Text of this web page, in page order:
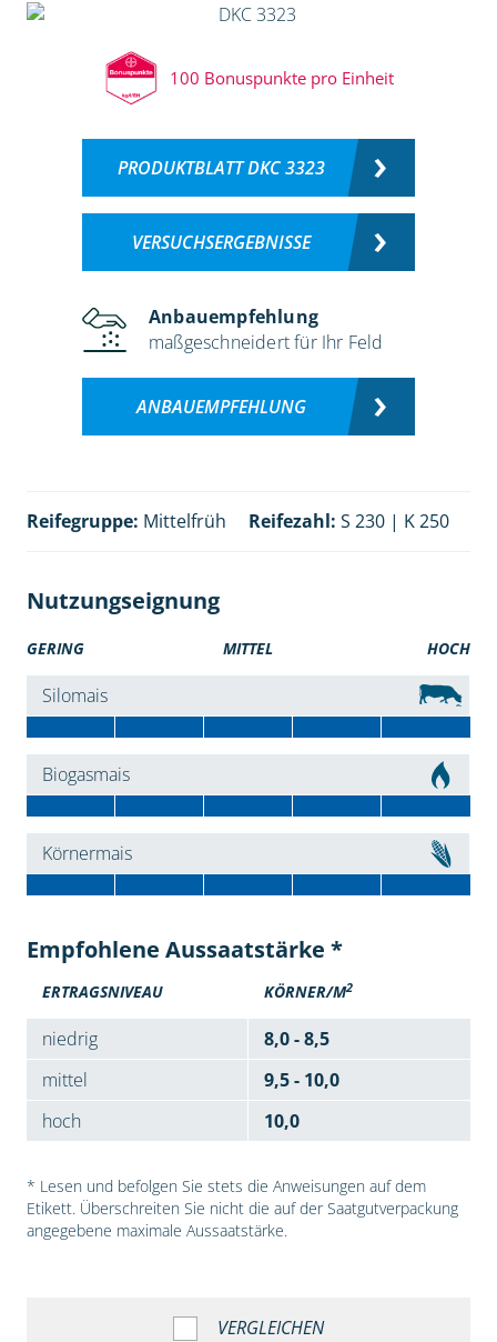
100 Bonuspunkte pro Einheit
PRODUKTBLATT DKC 3323
VERSUCHSERGEBNISSE
Anbauempfehlung
maßgeschneidert für Ihr Feld
ANBAUEMPFEHLUNG
Reifegruppe: Mittelfrüh Reifezahl: S 230 | K 250
Nutzungseignung
GERING MITTEL HOCH
Silomais
Biogasmais
Körnermais
Empfohlene Aussaatstärke *
ERTRAGSNIVEAU KÖRNER/M2
niedrig
8,0 - 8,5
mittel
9,5 - 10,0
hoch
10,0
* Lesen und befolgen Sie stets die Anweisungen auf dem
Etikett. Überschreiten Sie nicht die auf der Saatgutverpackung
angegebene maximale Aussaatstärke.
VERGLEICHEN